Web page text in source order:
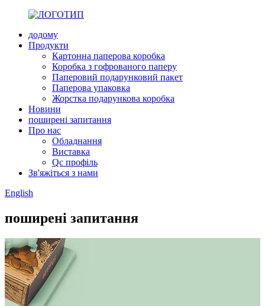
додому
Продукти
Картонна паперова коробка
Коробка з гофрованого паперу
Паперовий подарунковий пакет
Паперова упаковка
Жорстка подарункова коробка
Новини
поширені запитання
Про нас
Обладнання
Виставка
Qc профіль
Зв'яжіться з нами
English
поширені запитання